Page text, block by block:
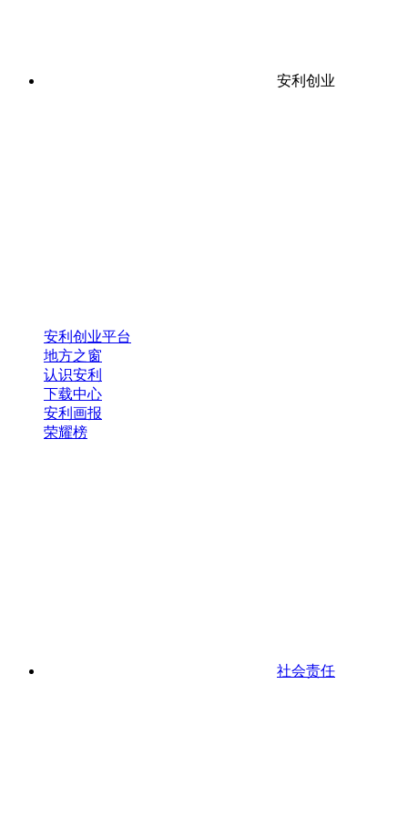
安利创业
安利创业平台
地方之窗
认识安利
下载中心
安利画报
荣耀榜
社会责任